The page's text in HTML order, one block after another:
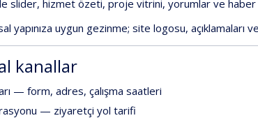
slider, hizmet özeti, proje vitrini, yorumlar ve haber
yapınıza uygun gezinme; site logosu, açıklamaları ve
kanallar
— form, adres, çalışma saatleri
— ziyaretçi yol tarifi